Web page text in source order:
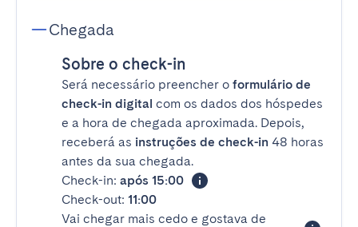
Chegada
Sobre o check-in
Será necessário preencher o formulário de
check-in digital com os dados dos hóspedes
e a hora de chegada aproximada. Depois,
receberá as instruções de check-in 48 horas
antes da sua chegada.
Check-in: após 15:00
Check-out: 11:00
Vai chegar mais cedo e gostava de